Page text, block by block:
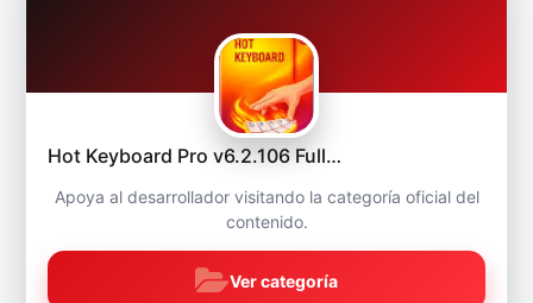
Hot Keyboard Pro v6.2.106 Full…
Apoya al desarrollador visitando la categoría oficial del
contenido.
Ver categoría